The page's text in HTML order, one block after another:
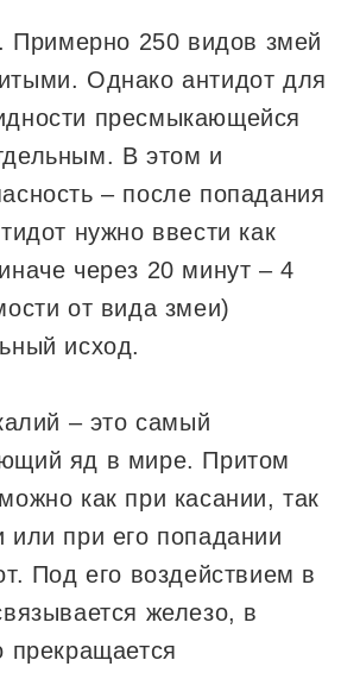
Примерно 250 видов змей
Однако антидот для
пресмыкающейся
В этом и
– после попадания
нужно ввести как
через 20 минут – 4
от вида змеи)
исход.
– это самый
яд в мире. Притом
как при касании, так
или при его попадании
Под его воздействием в
железо, в
прекращается